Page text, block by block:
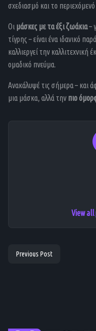
σχεδιασμό και το
Οι μάσκες με τα έξι ζωάκια–
τίγρης – είναι ένα ιδανικό
καλλιεργεί την
ομαδικό πνεύμα.
Ανακάλυψέ τις σήμερα – και
μια μάσκα, αλλά την πιο
View all
Previous Post